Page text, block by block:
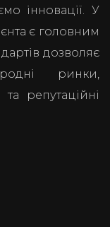
інновації. У
є головним
дозволяє
ринки,
репутаційні